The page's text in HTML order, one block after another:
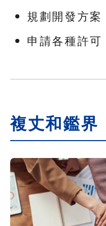
規劃開發方案
申請各種許可
複丈和鑑界